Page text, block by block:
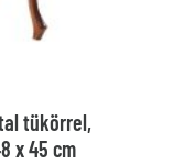
tükörrel,
x 45 cm